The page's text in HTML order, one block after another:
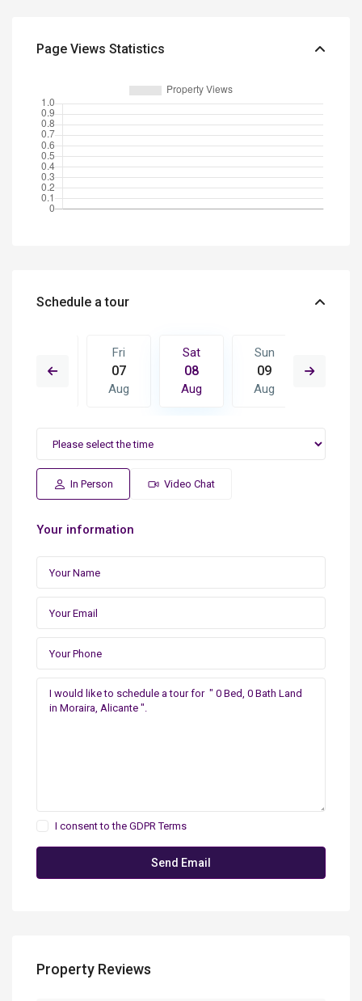
Page Views Statistics
Schedule a tour
16
Fri
07
Aug
Sat
08
Aug
Sun
09
Aug
In Person Video Chat
Your information
I consent to theGDPR Terms
Property Reviews